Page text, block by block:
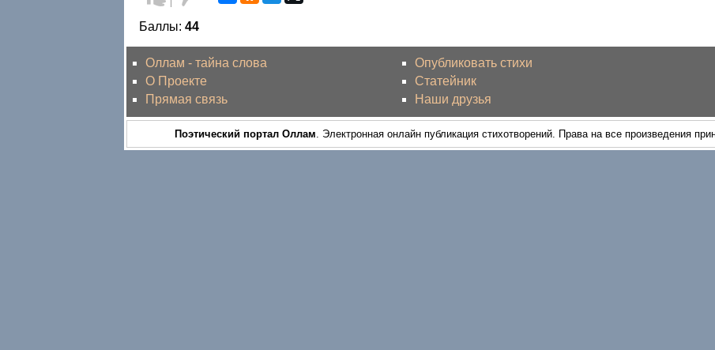
за!
против!
Баллы: 44
Оллам - тайна слова
О Проекте
Прямая связь
Опубликовать стихи
Статейник
Наши друзья
Поэтический портал Оллам . Электронная онлайн публикация стихотворений. Права на все произведения